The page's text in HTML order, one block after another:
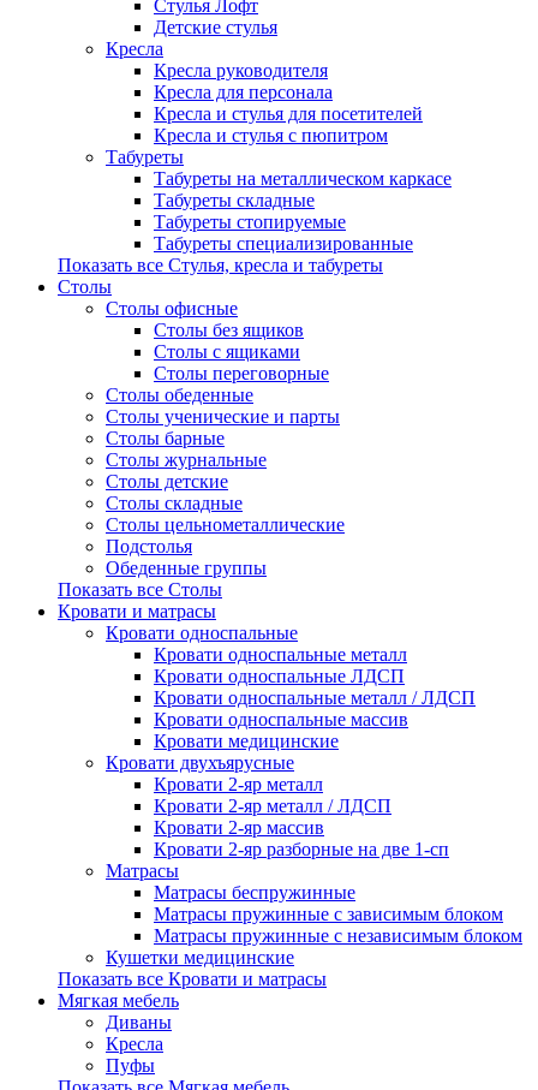
Стулья Лофт
Детские стулья
Кресла
Кресла руководителя
Кресла для персонала
Кресла и стулья для посетителей
Кресла и стулья с пюпитром
Табуреты
Табуреты на металлическом каркасе
Табуреты складные
Табуреты стопируемые
Табуреты специализированные
Показать все Стулья, кресла и табуреты
Столы
Столы офисные
Столы без ящиков
Столы с ящиками
Столы переговорные
Столы обеденные
Столы ученические и парты
Столы барные
Столы журнальные
Столы детские
Столы складные
Столы цельнометаллические
Подстолья
Обеденные группы
Показать все Столы
Кровати и матрасы
Кровати односпальные
Кровати односпальные металл
Кровати односпальные ЛДСП
Кровати односпальные металл / ЛДСП
Кровати односпальные массив
Кровати медицинские
Кровати двухъярусные
Кровати 2-яр металл
Кровати 2-яр металл / ЛДСП
Кровати 2-яр массив
Кровати 2-яр разборные на две 1-сп
Матрасы
Матрасы беспружинные
Матрасы пружинные с зависимым блоком
Матрасы пружинные с независимым блоком
Кушетки медицинские
Показать все Кровати и матрасы
Мягкая мебель
Диваны
Кресла
Пуфы